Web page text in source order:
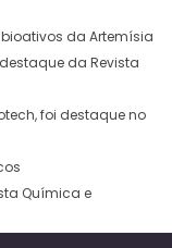
da Artemísia
da Revista
foi destaque no
Química e